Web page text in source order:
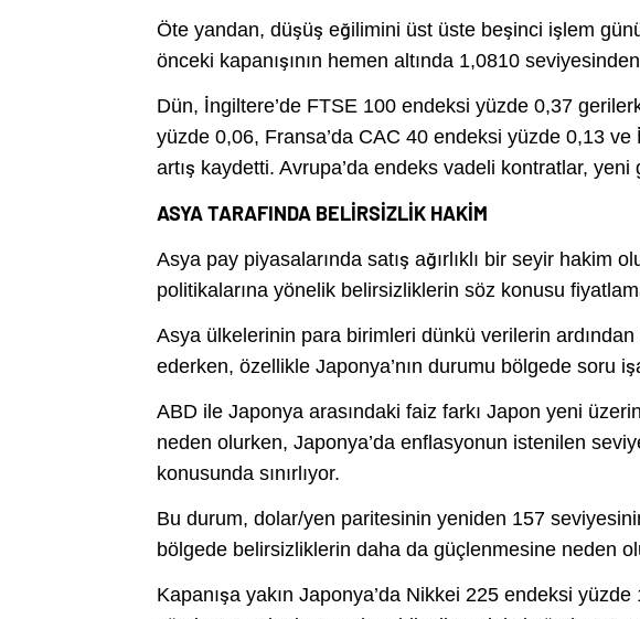
Öte yandan, düşüş eğilimini üst üste beşinci işlem
önceki kapanışının hemen altında 1,0810
Dün, İngiltere’de FTSE 100 endeksi yüzde 0,37
yüzde 0,06, Fransa’da CAC 40 endeksi yüzde 0,13
artış kaydetti. Avrupa’da endeks vadeli kontratlar,
ASYA TARAFINDA BELİRSİZLİK HAKİM
Asya pay piyasalarında satış ağırlıklı bir seyir hakim
politikalarına yönelik belirsizliklerin söz konusu
Asya ülkelerinin para birimleri dünkü verilerin
ederken, özellikle Japonya’nın durumu bölgede soru
ABD ile Japonya arasındaki faiz farkı Japon yeni
neden olurken, Japonya’da enflasyonun istenilen
konusunda sınırlıyor.
Bu durum, dolar/yen paritesinin yeniden 157
bölgede belirsizliklerin daha da güçlenmesine neden
Kapanışa yakın Japonya’da Nikkei 225 endeksi